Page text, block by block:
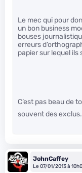
Le mec qui pour
un bon business
bouses
erreurs
papier sur lequel ils
C’est pas beau de
souvent des exclus.
JohnCaffey
Le 07/01/2013 à